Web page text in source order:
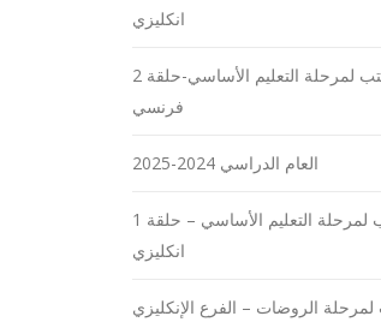
انكليزي
لوائح الكتب لمرحلة التعليم الأساسي-حلقة 2
فرنسي
العام الدراسي 2024-2025
لوائح الكتب لمرحلة التعليم الأساسي – حلقة 1
انكليزي
لمرحلة الروضات – الفرع الإنكليزي